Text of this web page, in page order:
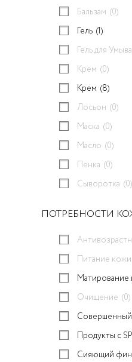
Бальзам (0)
Гель (1)
Гель для
Крем (0)
Крем (8)
Лосьон (0)
Маска (0)
Масло (0)
Пенка (0)
Сыворотка (0)
ПОТРЕБНОСТИ
Питание кожи
Матирование
Очищение (0)
Продукты с
Сияющий